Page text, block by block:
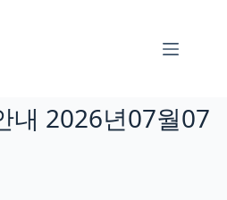
내 2026년07월07